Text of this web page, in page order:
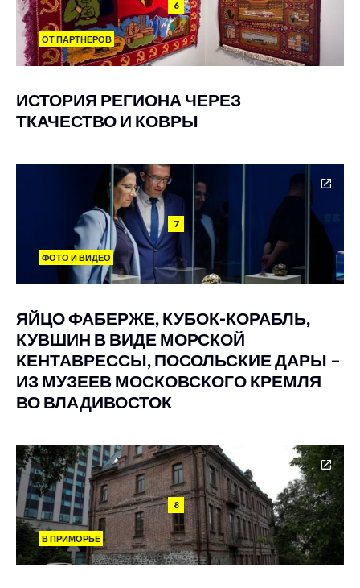
6
ОТ ПАРТНЕРОВ
ИСТОРИЯ РЕГИОНА ЧЕРЕЗ
ТКАЧЕСТВО И КОВРЫ
7
ФОТО И ВИДЕО
ЯЙЦО ФАБЕРЖЕ, КУБОК-КОРАБЛЬ,
КУВШИН В ВИДЕ МОРСКОЙ
КЕНТАВРЕССЫ, ПОСОЛЬСКИЕ ДАРЫ –
ИЗ МУЗЕЕВ МОСКОВСКОГО КРЕМЛЯ
ВО ВЛАДИВОСТОК
8
В ПРИМОРЬЕ